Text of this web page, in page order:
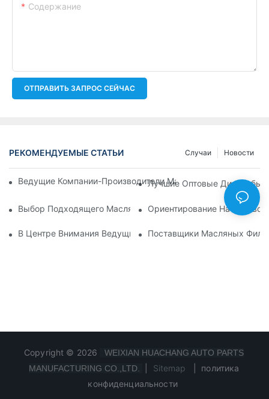
Содержание
ОТПРАВИТЬ ЗАПРОС СЕЙЧАС
РЕКОМЕНДУЕМЫЕ СТАТЬИ Новости
Случаи
Ведущие Компании-Производители Масляных Фильтров:
Лучшие Оптовые
Выбор Подходящего Масляного Фильтра Для Вашей
Ориентирование На
В Центре Внимания Ведущие Производители Масляных
Поставщики Масляных
Copyright © 2026
WEIXIAN HUACHANG AUTO PARTS
MANUFACTURING CO.,LTD.
Sitemap
политика
конфиденциальности